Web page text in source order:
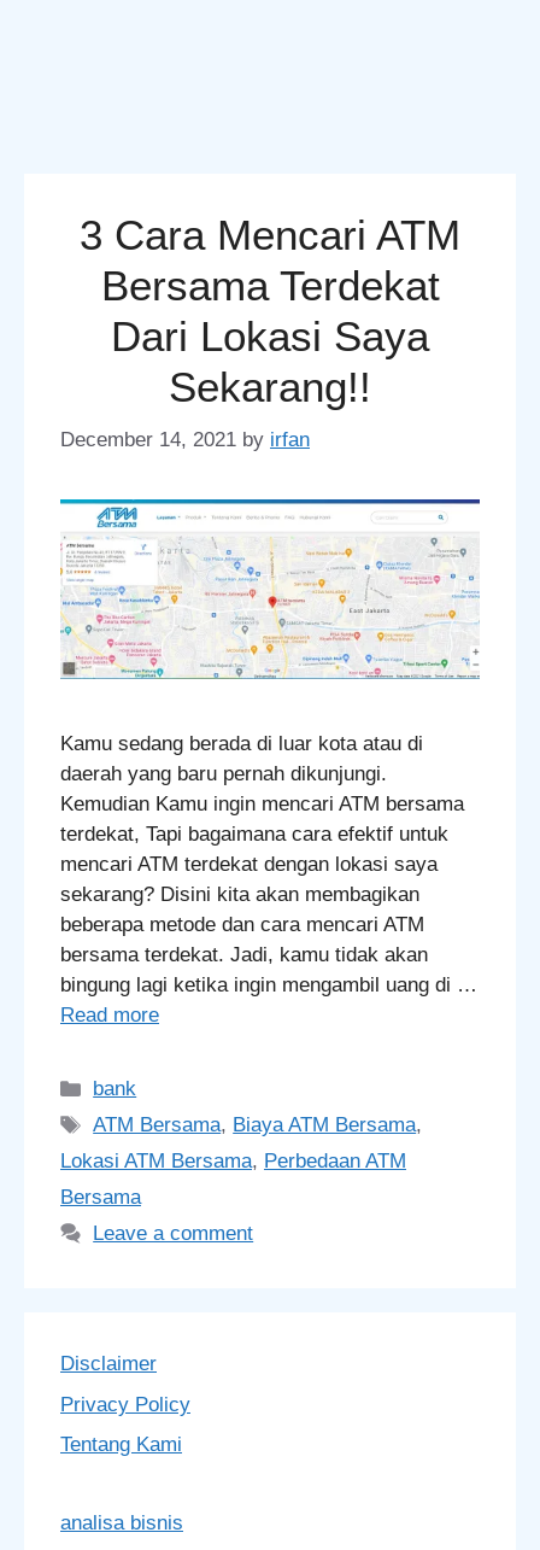
3 Cara Mencari ATM
Bersama Terdekat
Dari Lokasi Saya
Sekarang!!
December 14, 2021 by irfan
Kamu sedang berada di luar kota atau di
daerah yang baru pernah dikunjungi.
Kemudian Kamu ingin mencari ATM bersama
terdekat, Tapi bagaimana cara efektif untuk
mencari ATM terdekat dengan lokasi saya
sekarang? Disini kita akan membagikan
beberapa metode dan cara mencari ATM
bersama terdekat. Jadi, kamu tidak akan
bingung lagi ketika ingin mengambil uang di …
Read more
Categories
bank
Tags
ATM Bersama, Biaya ATM Bersama,
Lokasi ATM Bersama, Perbedaan ATM
Bersama
Leave a comment
Disclaimer
Privacy Policy
Tentang Kami
analisa bisnis